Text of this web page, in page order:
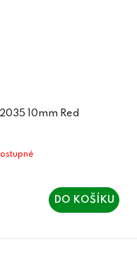
10mm Red
DO KOŠÍKU